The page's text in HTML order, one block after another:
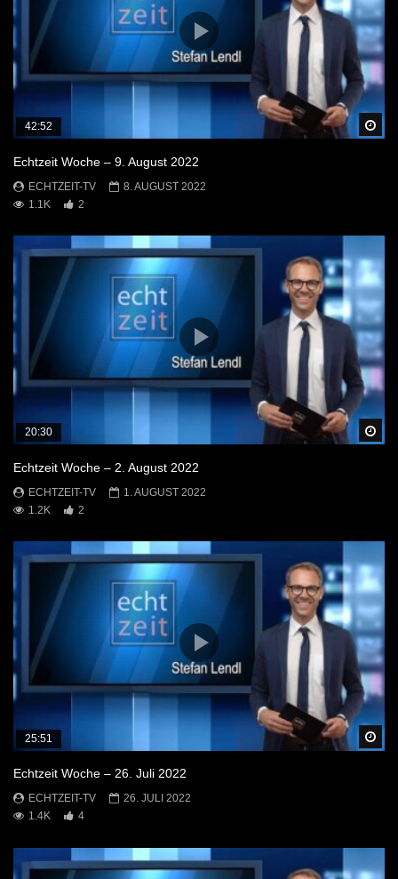
42:52
Echtzeit Woche – 9. August 2022
ECHTZEIT-TV
8. AUGUST 2022
1.1K
2
20:30
Echtzeit Woche – 2. August 2022
ECHTZEIT-TV
1. AUGUST 2022
1.2K
2
25:51
Echtzeit Woche – 26. Juli 2022
ECHTZEIT-TV
26. JULI 2022
1.4K
4